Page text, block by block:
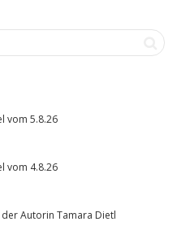
vom 5.8.26
vom 4.8.26
der Autorin Tamara Dietl